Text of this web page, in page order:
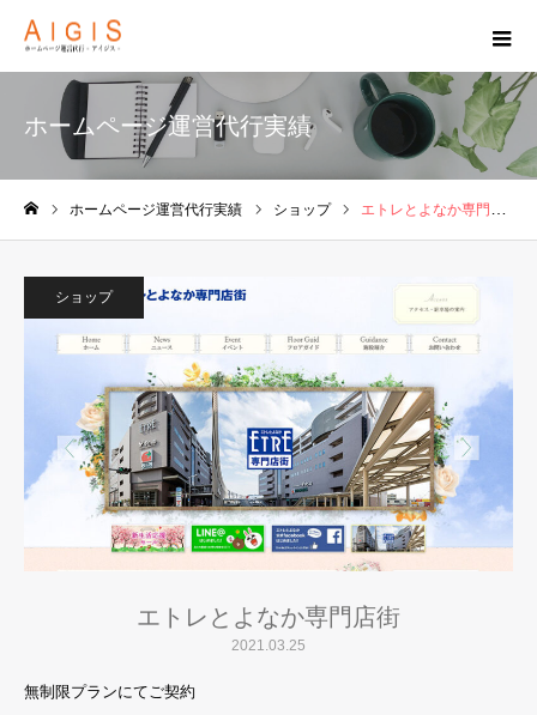
ホームページ運営代行実績
ホームページ運営代行実績 ショップ エトレとよなか専門店街
ショップ
エトレとよなか専門店街
2021.03.25
無制限プランにてご契約